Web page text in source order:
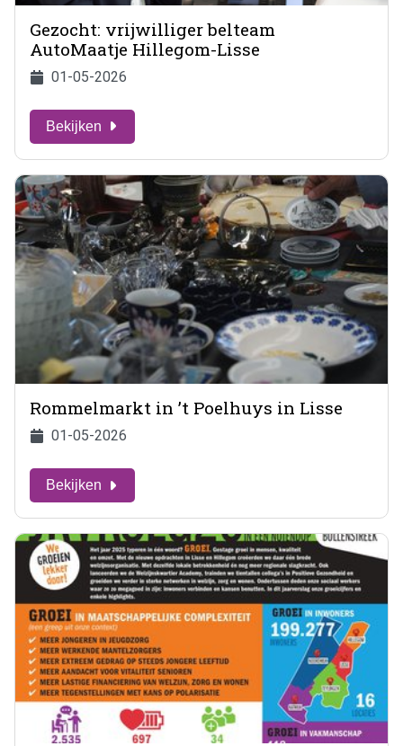
Gezocht: vrijwilliger belteam
AutoMaatje Hillegom-Lisse
01-05-2026
Bekijken
Rommelmarkt in ’t Poelhuys in Lisse
01-05-2026
Bekijken